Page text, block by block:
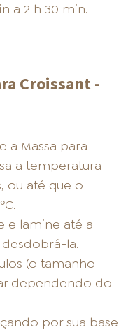
a 2 h 30 min.
Croissant -
a Massa para
a temperatura
ou até que o
e lamine até a
la.
(o tamanho
dependendo do
por sua base